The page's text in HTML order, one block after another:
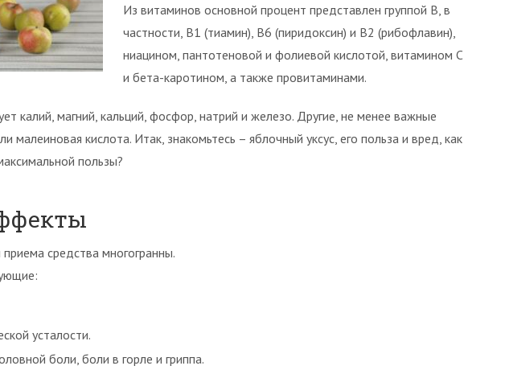
Из витаминов основной процент представлен группой В, в
частности, В1 (тиамин), В6 (пиридоксин) и В2 (рибофлавин),
ниацином, пантотеновой и фолиевой кислотой, витамином С
и бета-каротином, а также провитаминами.
калий, магний, кальций, фосфор, натрий и железо. Другие, не менее важные
малеиновая кислота. Итак, знакомьтесь – яблочный уксус, его польза и вред, как
пользы?
средства многогранны.
усталости.
боли, боли в горле и гриппа.